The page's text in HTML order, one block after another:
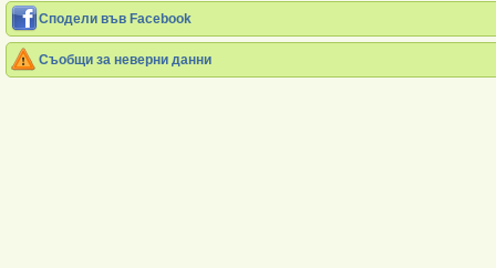
Сподели във Facebook
Съобщи за неверни данни